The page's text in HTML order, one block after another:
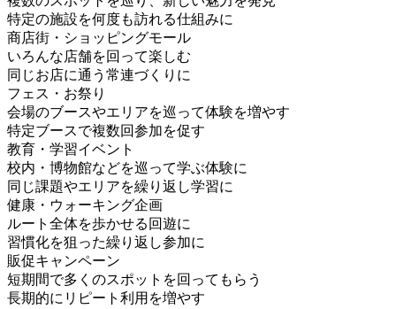
特定の施設を何度も訪れる仕組みに
商店街・ショッピングモール
いろんな店舗を回って楽しむ
同じお店に通う常連づくりに
フェス・お祭り
会場のブースやエリアを巡って体験を増やす
特定ブースで複数回参加を促す
教育・学習イベント
校内・博物館などを巡って学ぶ体験に
同じ課題やエリアを繰り返し学習に
健康・ウォーキング企画
ルート全体を歩かせる回遊に
習慣化を狙った繰り返し参加に
販促キャンペーン
短期間で多くのスポットを回ってもらう
長期的にリピート利用を増やす